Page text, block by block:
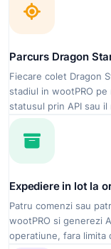
Parcurs Dragon
Fiecare colet Dragon
stadiul in wootPRO
statusul prin API sau
Expediere in lot la
Patru comenzi sau
wootPRO si generezi
operatiune, fara limita